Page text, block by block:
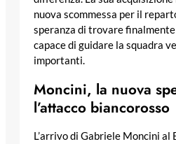
nuova scommessa per il
speranza di trovare
capace di guidare la squadra
importanti.
Moncini, la nuova
l’attacco biancorosso
L’arrivo di Gabriele Moncini al